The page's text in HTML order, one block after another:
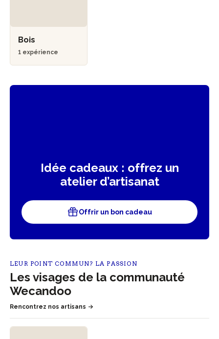
Bois
1 expérience
Idée cadeaux : offrez un
atelier d’artisanat
Offrir un bon cadeau
LEUR POINT COMMUN? LA PASSION
Les visages de la communauté
Wecandoo
Rencontrez nos artisans